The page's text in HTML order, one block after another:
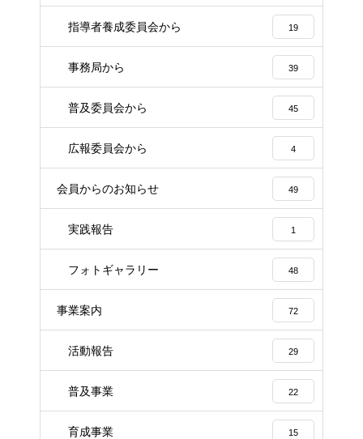
指導者養成委員会から 19
事務局から 39
普及委員会から 45
広報委員会から 4
会員からのお知らせ 49
実践報告 1
フォトギャラリー 48
事業案内 72
活動報告 29
普及事業 22
育成事業 15